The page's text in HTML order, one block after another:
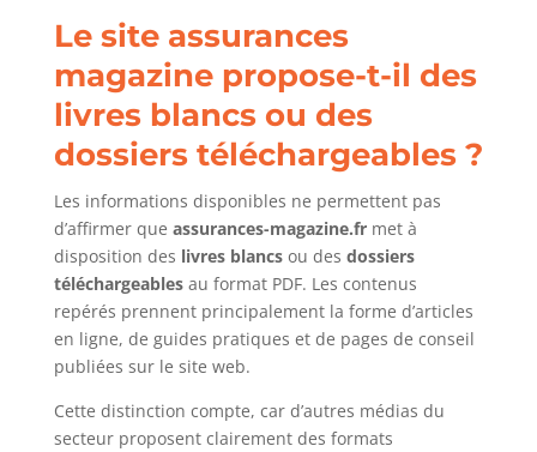
Le site assurances
magazine propose-t-il des
livres blancs ou des
dossiers téléchargeables ?
Les informations disponibles ne permettent pas
d’affirmer que assurances-magazine.frmet à
disposition des livres blancsou des dossiers
téléchargeablesau format PDF. Les contenus
repérés prennent principalement la forme d’articles
en ligne, de guides pratiques et de pages de conseil
publiées sur le site web.
Cette distinction compte, car d’autres médias du
secteur proposent clairement des formats